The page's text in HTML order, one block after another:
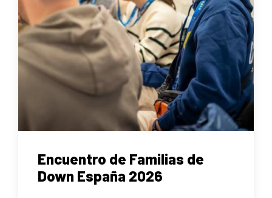
Encuentro de Familias de
Down España 2026